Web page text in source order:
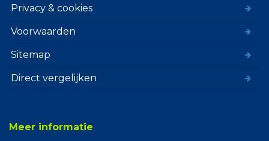
Privacy & cookies
Voorwaarden
Sitemap
Direct vergelijken
Meer informatie